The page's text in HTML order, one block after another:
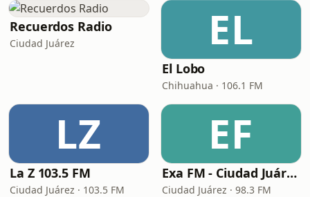
Recuerdos Radio
Ciudad Juárez EL
El Lobo
Chihuahua · 106.1 FM
LZ
La Z 103.5 FM
Ciudad Juárez · 103.5 FM
EF
Exa FM - Ciudad Juárez
Ciudad Juárez · 98.3 FM